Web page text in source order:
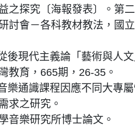
之探究〔海報發表〕。第
討會－各科教材教法，國
後現代主義論「藝術與人
教育，665期，26-35。
樂通識課程因應不同大專
求之研究。
音樂研究所博士論文。